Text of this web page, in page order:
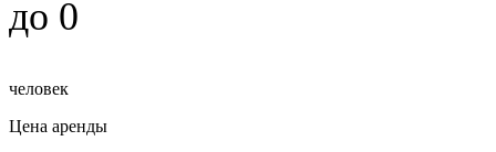
до 0
человек
Цена аренды